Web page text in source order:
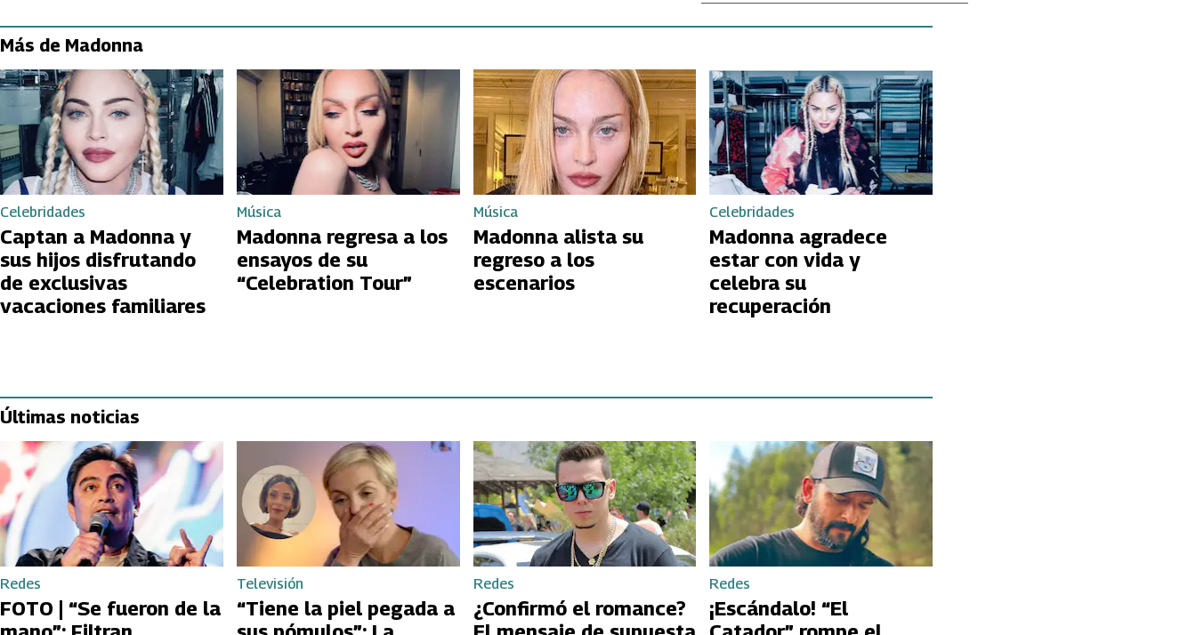
Más de Madonna
Celebridades
Captan a Madonna y
sus hijos disfrutando
de exclusivas
vacaciones familiares
Música
Madonna regresa a los
ensayos de su
“Celebration Tour”
Música
Madonna alista su
regreso a los
escenarios
Celebridades
Madonna agradece
estar con vida y
celebra su
recuperación
Últimas noticias
Redes
FOTO | “Se fueron de la
Televisión
“Tiene la piel pegada a
Redes
¿Confirmó el romance?
Redes
¡Escándalo! “El